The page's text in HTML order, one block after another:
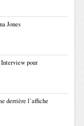
Jones
Interview pour
derrière l’affiche